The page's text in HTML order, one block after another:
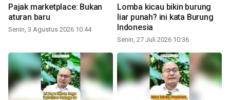
Pajak marketplace: Bukan
aturan baru
Senin, 3 Agustus 2026 10:44
Lomba kicau bikin burung
liar punah? ini kata Burung
Indonesia
Senin, 27 Juli 2026 10:36